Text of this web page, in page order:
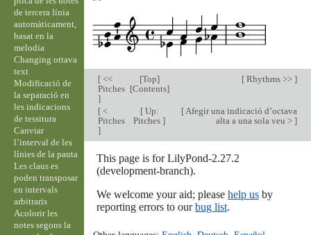
[<<
Pitches
]
[Top]
[Contents]
[Rhythms >> ]
[<
Pitches
]
[Up:
Pitches]
[Afegir una indicació d’octava
alta a una sola veu > ]
This page is for LilyPond-2.27.2
(development-branch).
We welcome your aid; please help usby
reporting errors to ourbug list.
de tercera línia
automàticament,
basat en la
melodia
Changing ottava
text
Modificació de
la separació en
les indicacions
de tessitura
Canviar
l’interval de les
línies de la pauta
Les claus es
poden transposar
en intervals
arbitraris
Acolorir les
notes segons la